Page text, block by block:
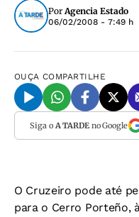
PorAgencia Estado
06/02/2008 - 7:49 h
OUÇA COMPARTILHE
Siga o A TARDEno Google
O Cruzeiro pode até
para o Cerro Porteño,